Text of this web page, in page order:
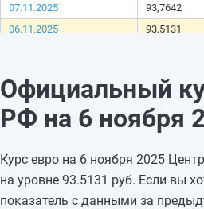
07.11.2025
93,7642
06.11.2025
93,5131
03.11.2025
93,3849
02.11.2025
93,3849
93,3894
31.10.2025
93,3895
30.10.2025
92,2466
29.10.2025
92,9396
Официальный
РФ на 6 ноября
Курс евро на 6 ноября 2025
на уровне 93.5131 руб. Если вы
показатель с данными за